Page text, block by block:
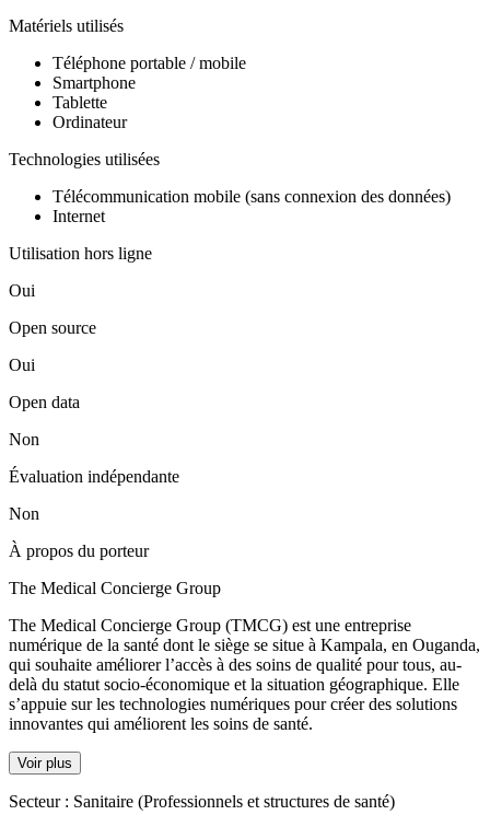
Matériels utilisés
Téléphone portable / mobile
Smartphone
Tablette
Ordinateur
Technologies utilisées
Télécommunication mobile (sans connexion des données)
Internet
Utilisation hors ligne
Oui
Open source
Oui
Open data
Non
Évaluation indépendante
Non
À propos du porteur
The Medical Concierge Group
The Medical Concierge Group (TMCG) est une entreprise
numérique de la santé dont le siège se situe à Kampala, en Ouganda,
qui souhaite améliorer l’accès à des soins de qualité pour tous, au-
delà du statut socio-économique et la situation géographique. Elle
s’appuie sur les technologies numériques pour créer des solutions
innovantes qui améliorent les soins de santé.
Voir plus
Secteur : Sanitaire (Professionnels et structures de santé)